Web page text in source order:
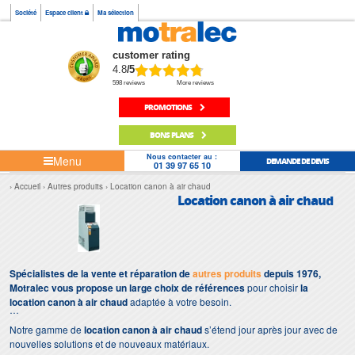
Société Espace client Ma sélection
customer rating
4.8/5
598 reviews More reviews
PROMOTIONS
BONS PLANS
Menu Nous contacter au :
01 39 97 65 10 DEMANDE DE DEVIS
Accueil Autres produits Location canon à air chaud
Location canon à air chaud
Spécialistes de la vente et réparation deautres produits depuis 1976,
Motralec vous propose un large choix de référencespour choisirla
location canon à air chaudadaptée à votre besoin.
Notre gamme delocation canon à air chauds’étend jour après jour avec de
nouvelles solutions et de nouveaux matériaux.